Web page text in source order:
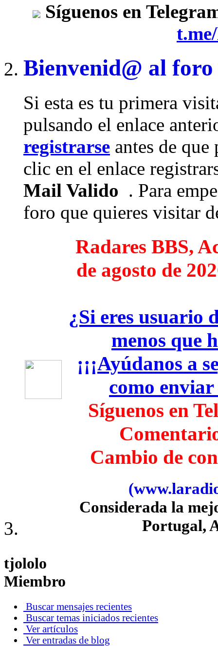
Síguenos en
Bienvenid@ al
Si esta es tu primera
pulsando el enlace
registrarse antes de que
clic en el enlace
Mail Valido . Para
foro que quieres visitar
Radares BBS,
de agosto de
¿Si eres usuario
menos que
¡¡¡Ayúdanos a
como
Síguenos en
Cambio de
Considerada la
Portugal,
tjololo
Miembro
Buscar mensajes recientes
Buscar temas iniciados recientes
Ver artículos
Ver entradas de blog